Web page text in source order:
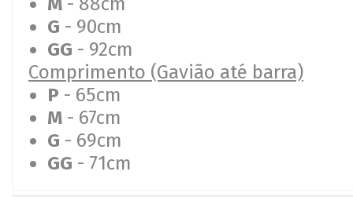
G - 90cm
GG - 92cm
Comprimento (Gavião até barra)
P - 65cm
M - 67cm
G - 69cm
GG - 71cm